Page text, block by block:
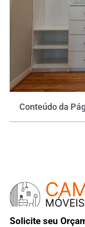
Conteúdo da
Solicite seu